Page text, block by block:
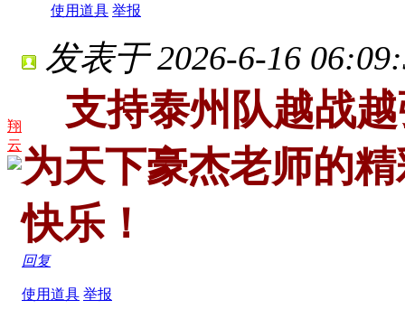
使用道具 举报
翔
云
发表于 2026-6-16
支持泰州队越战越
为天下豪杰老师的
快乐！
回复
使用道具 举报